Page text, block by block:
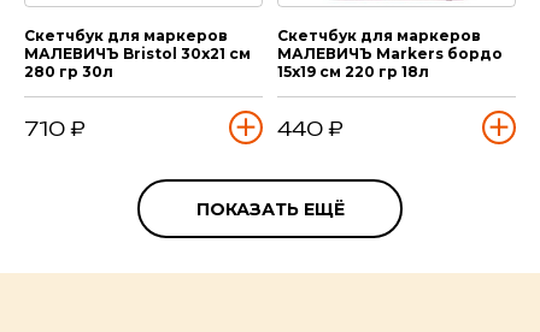
Скетчбук для маркеров
МАЛЕВИЧЪ Bristol 30х21 см
280 гр 30л
710 ₽
Скетчбук для маркеров
МАЛЕВИЧЪ Markers бордо
15х19 см 220 гр 18л
440 ₽
ПОКАЗАТЬ ЕЩЁ